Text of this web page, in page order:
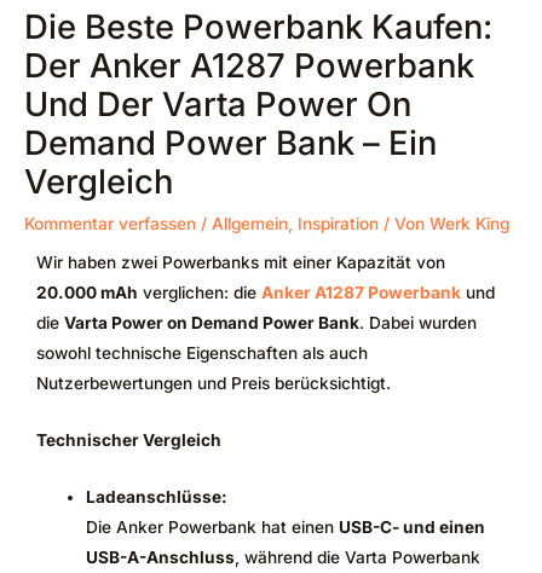
Die Beste Powerbank Kaufen:
Der Anker A1287 Powerbank
Und Der Varta Power On
Demand Power Bank – Ein
Vergleich
Kommentar verfassen / Allgemein Inspiration / Von Werk King
Wir haben zwei Powerbanks mit einer Kapazität von
20.000 mAh verglichen: die Anker A1287 Powerbank und
die Varta Power on Demand Power Bank. Dabei wurden
sowohl technische Eigenschaften als auch
Nutzerbewertungen und Preis berücksichtigt.
Technischer Vergleich
Ladeanschlüsse:
Die Anker Powerbank hat einen USB-C- und einen
USB-A-Anschluss , während die Varta Powerbank